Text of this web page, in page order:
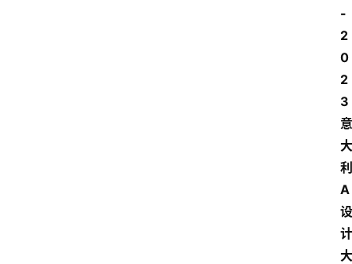
-
2
0
2
3
意
大
利
A
设
计
大